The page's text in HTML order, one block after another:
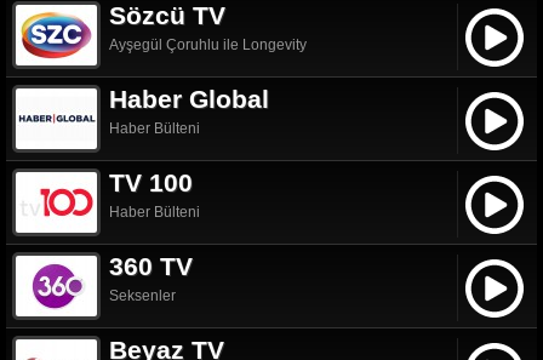
Sözcü TV
Ayşegül Çoruhlu ile Longevity
Haber Global
Haber Bülteni
TV 100
Haber Bülteni
360 TV
Seksenler
Beyaz TV